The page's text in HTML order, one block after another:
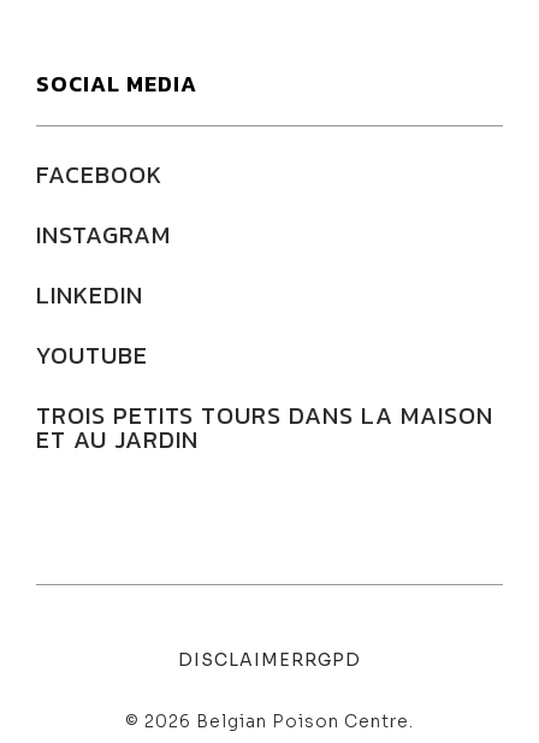
SOCIAL MEDIA
FACEBOOK
INSTAGRAM
LINKEDIN
YOUTUBE
TROIS PETITS TOURS DANS LA MAISON
ET AU JARDIN
DISCLAIMERRGPD
© 2026 Belgian Poison Centre.